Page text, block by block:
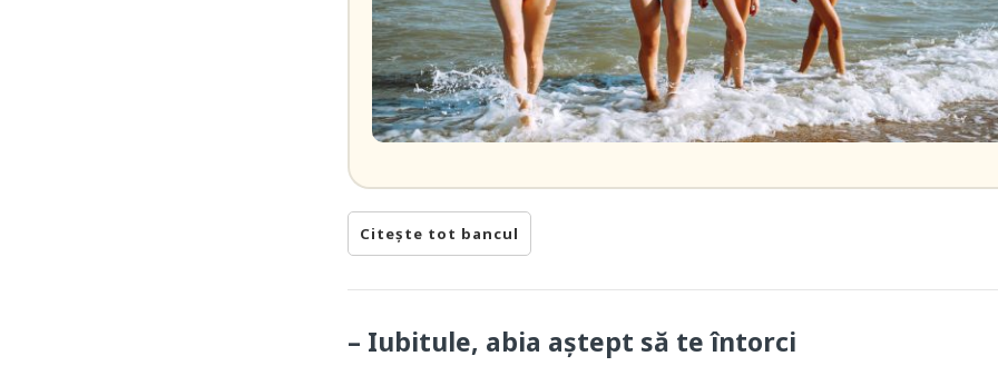
Citește tot bancul
– Iubitule, abia aștept să te întorci